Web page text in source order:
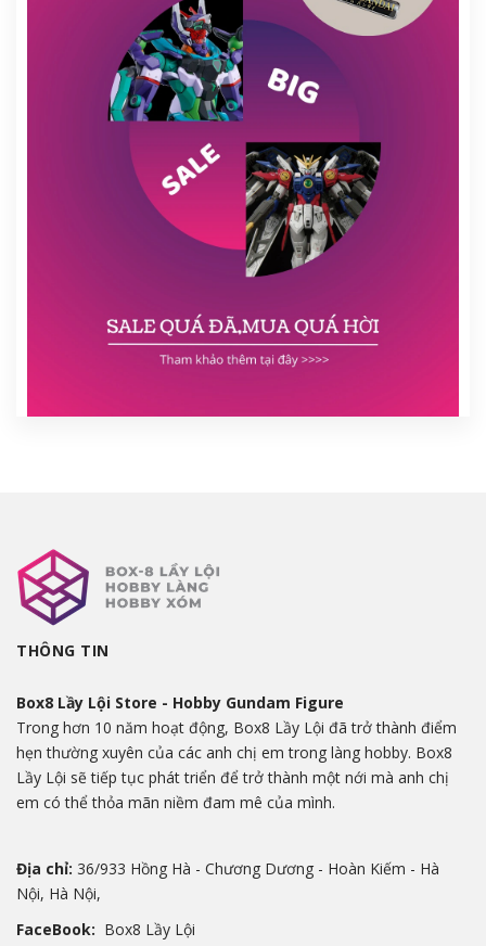
THÔNG TIN
Box8 Lầy Lội Store - Hobby Gundam Figure
Trong hơn 10 năm hoạt động, Box8 Lầy Lội đã trở thành điểm
hẹn thường xuyên của các anh chị em trong làng hobby. Box8
Lầy Lội sẽ tiếp tục phát triển để trở thành một nới mà anh chị
em có thể thỏa mãn niềm đam mê của mình.
Địa chỉ: 36/933 Hồng Hà - Chương Dương - Hoàn Kiếm - Hà
Nội, Hà Nội,
FaceBook: Box8 Lầy Lội